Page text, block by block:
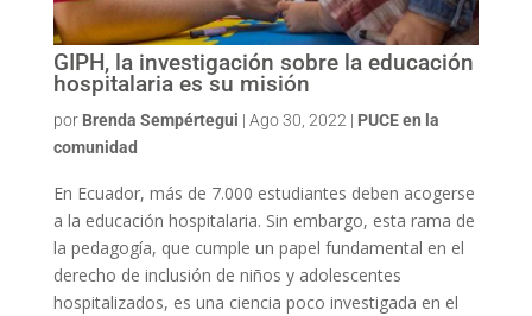
GIPH, la investigación sobre la educación
hospitalaria es su misión
por Brenda Sempértegui | Ago 30, 2022 | PUCE en la
comunidad
En Ecuador, más de 7.000 estudiantes deben acogerse
a la educación hospitalaria. Sin embargo, esta rama de
la pedagogía, que cumple un papel fundamental en el
derecho de inclusión de niños y adolescentes
hospitalizados, es una ciencia poco investigada en el